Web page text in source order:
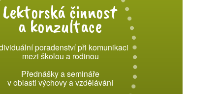
Lektorská činnost
a konzultace
poradenství při komunikaci
mezi školou a rodinou
Přednášky a semináře
v oblasti výchovy a vzdělávání